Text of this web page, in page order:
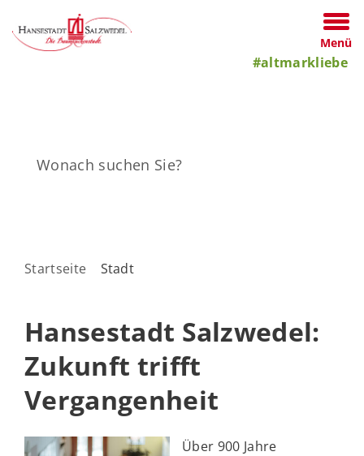
Menü
#altmarkliebe
Startseite Stadt
Hansestadt Salzwedel:
Zukunft trifft
Vergangenheit
Über 900 Jahre